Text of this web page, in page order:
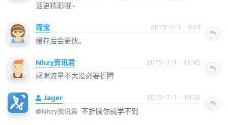
活更精彩哦~
筛宝 2015-7-1 · 9:24
缓存后会更快。
Nhzy资讯君 2015-7-1 · 12:45
感谢流量不大没必要折腾
Jager
2015-7-1 · 19:32
@Nhzy资讯君 不折腾你就学不到